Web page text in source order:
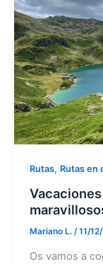
Rutas, Rutas en
Mariano L. /11/
Os vamos a